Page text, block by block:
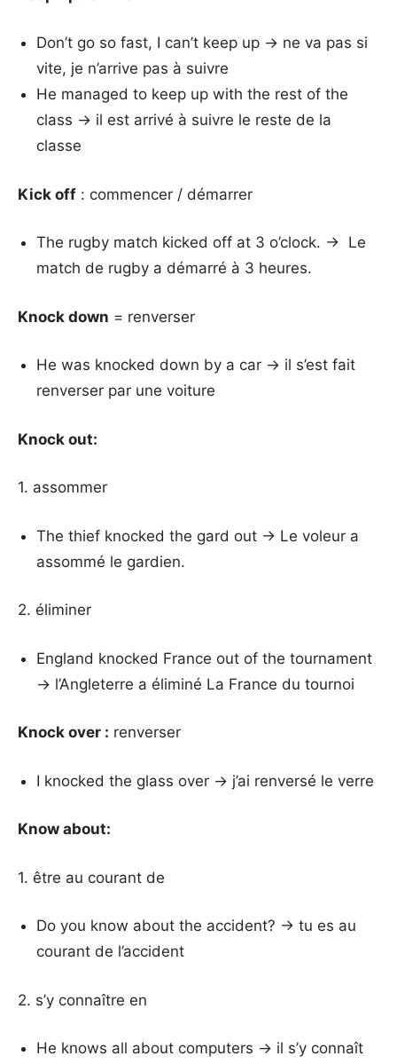
Don’t go so fast, I can’t keep up → ne va pas si
vite, je n’arrive pas à suivre
He managed to keep up with the rest of the
class → il est arrivé à suivre le reste de la
classe
Kick off : commencer / démarrer
The rugby match kicked off at 3 o’clock. → Le
match de rugby a démarré à 3 heures.
Knock down = renverser
He was knocked down by a car → il s’est fait
renverser par une voiture
Knock out:
1. assommer
The thief knocked the gard out → Le voleur a
assommé le gardien.
2. éliminer
England knocked France out of the tournament
→ l’Angleterre a éliminé La France du tournoi
Knock over : renverser
I knocked the glass over → j’ai renversé le verre
Know about:
1. être au courant de
Do you know about the accident? → tu es au
courant de l’accident
2. s’y connaître en
He knows all about computers → il s’y connaît